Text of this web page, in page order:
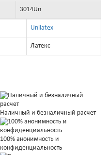
3014Un
Unilatex
Латекс
Наличный и безналичный расчет
100% анонимность и
конфиденциальность